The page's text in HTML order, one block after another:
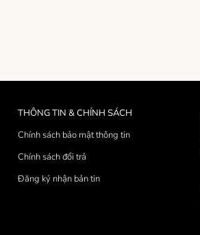
THÔNG TIN & CHÍNH SÁCH
Chính sách bảo mật thông tin
Chính sách đổi trả
Đăng ký nhận bản tin